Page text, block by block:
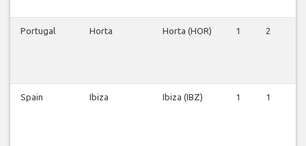
Portugal Horta Horta (HOR) 1 2
Spain Ibiza Ibiza (IBZ) 1 1